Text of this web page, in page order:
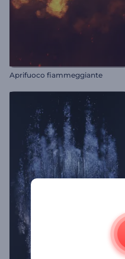
Aprifuoco fiammeggiante